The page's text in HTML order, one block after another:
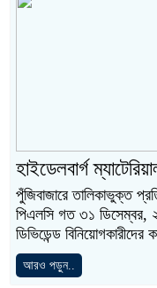
হাইডেলবার্গ
পুঁজিবাজারে তালিকাভুক্ত
পিএলসি গত ৩১ ডিসেম্বর,
ডিভিডেন্ড বিনিয়োগকারীদের
আরও পড়ুন..